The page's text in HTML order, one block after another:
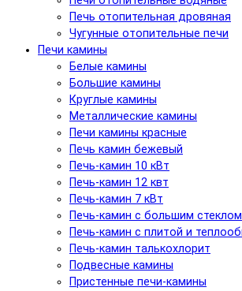
Печь отопительная дровяная
Чугунные отопительные печи
Печи камины
Белые камины
Большие камины
Круглые камины
Металлические камины
Печи камины красные
Печь камин бежевый
Печь-камин 10 кВт
Печь-камин 12 квт
Печь-камин 7 кВт
Печь-камин с большим стеклом
Печь-камин с плитой и
Печь-камин талькохлорит
Подвесные камины
Пристенные печи-камины